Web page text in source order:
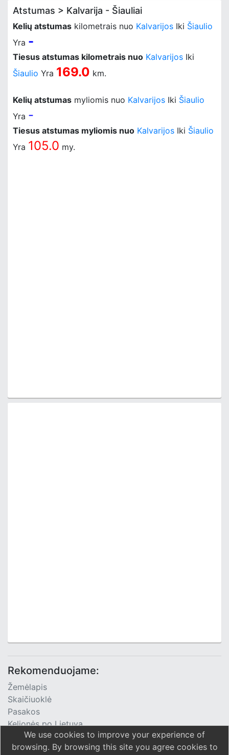
Atstumas > Kalvarija - Šiauliai
Kelių atstumas kilometrais nuo Kalvarijos Iki Šiaulio
Yra -
Tiesus atstumas kilometrais nuo Kalvarijos Iki
Šiaulio Yra 169.0 km.
Kelių atstumas myliomis nuo Kalvarijos Iki Šiaulio
Yra -
Tiesus atstumas myliomis nuo Kalvarijos Iki Šiaulio
Yra 105.0 my.
Rekomenduojame:
Žemėlapis
Skaičiuoklė
Pasakos
Kelionės po Lietuvą
TV Programa
We use cookies to improve your experience of
browsing. By browsing this site you agree cookies to